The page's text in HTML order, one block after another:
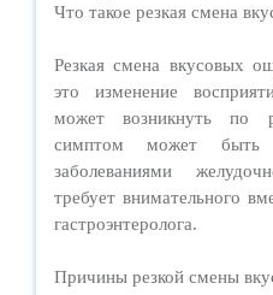
Что такое резкая смена
Резкая смена вкусовых
это изменение
может возникнуть по
симптом может быть
заболеваниями
требует внимательного
гастроэнтеролога.
Причины резкой смены